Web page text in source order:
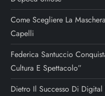
Come Scegliere La
Capelli
Federica Santuccio
Cultura E Spettacolo”
Dietro Il Successo Di Digital